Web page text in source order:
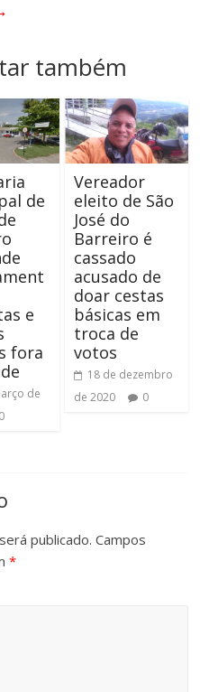
também
de
e
fora
de
0
Vereador
eleito de São
José do
Barreiro é
cassado
acusado de
doar cestas
básicas em
troca de
votos
18 de dezembro
de 2020
0
publicado. Campos
*